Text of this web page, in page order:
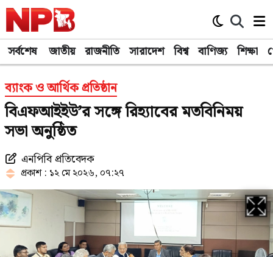
সর্বশেষ জাতীয় রাজনীতি সারাদেশ বিশ্ব বাণিজ্য শিক্ষা
ব্যাংক ও আর্থিক প্রতিষ্ঠান
বিএফআইইউ’র সঙ্গে রিহ্যাবের মতবিনিময়
সভা অনুষ্ঠিত
এনপিবি প্রতিবেদক
প্রকাশ : ১২ মে ২০২৬, ০৭:২৭